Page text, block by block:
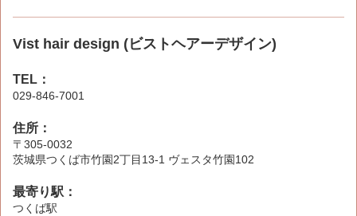
Vist hair design (ビストヘアーデザイン)
TEL：
029-846-7001
住所：
〒305-0032
茨城県つくば市竹園2丁目13-1 ヴェスタ竹園102
最寄り駅：
つくば駅